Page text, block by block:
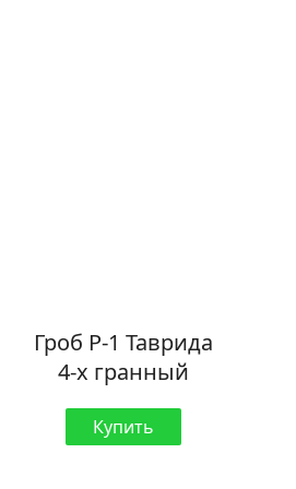
Гроб Р-1 Таврида
4-х гранный
Купить